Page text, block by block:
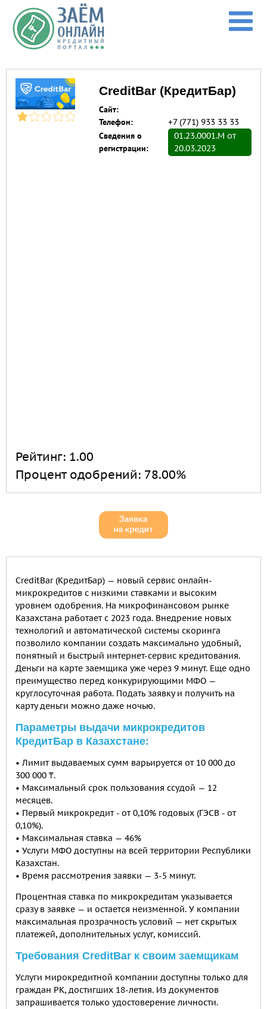
Перейти к основному содержанию
CreditBar (КредитБар)
Сайт:
Телефон:
+7 (771) 933 33 33
Сведения о
регистрации:
01.23.0001.M от
20.03.2023
Рейтинг: 1.00
Процент одобрений: 78.00%
СreditBar (КредитБар) — новый сервис онлайн-
микрокредитов с низкими ставками и высоким
уровнем одобрения. На микрофинансовом рынке
Казахстана работает с 2023 года. Внедрение новых
технологий и автоматической системы скоринга
позволило компании создать максимально удобный,
понятный и быстрый интернет-сервис кредитования.
Деньги на карте заемщика уже через 9 минут. Еще одно
преимущество перед конкурирующими МФО —
круглосуточная работа. Подать заявку и получить на
карту деньги можно даже ночью.
Параметры выдачи микрокредитов
КредитБар в Казахстане:
• Лимит выдаваемых сумм варьируется от 10 000 до
300 000 ₸.
• Максимальный срок пользования ссудой — 12
месяцев.
• Первый микрокредит - от 0,10% годовых (ГЭСВ - от
0,10%).
• Максимальная ставка — 46%
• Услуги МФО доступны на всей территории Республики
Казахстан.
• Время рассмотрения заявки — 3-5 минут.
Процентная ставка по микрокредитам указывается
сразу в заявке — и остается неизменной. У компании
максимальная прозрачность условий — нет скрытых
платежей, дополнительных услуг, комиссий.
Требования СreditBar к своим заемщикам
Услуги мирокредитной компании доступны только для
граждан РК, достигших 18-летия. Из документов
запрашивается только удостоверение личности.